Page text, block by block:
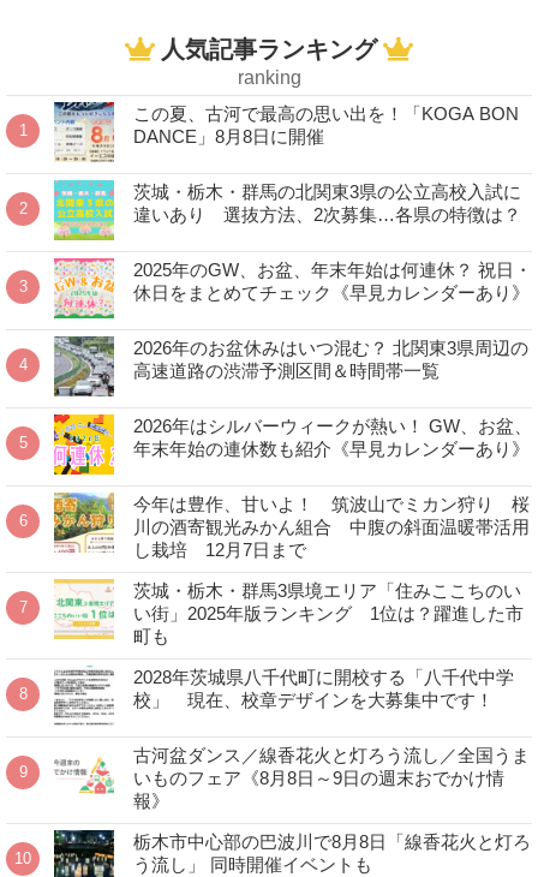
人気記事ランキング
ranking
この夏、古河で最高の思い出を！「KOGA BON
DANCE」8月8日に開催
茨城・栃木・群馬の北関東3県の公立高校入試に
違いあり 選抜方法、2次募集…各県の特徴は？
2025年のGW、お盆、年末年始は何連休？ 祝日・
休日をまとめてチェック《早見カレンダーあり》
2026年のお盆休みはいつ混む？ 北関東3県周辺の
高速道路の渋滞予測区間＆時間帯一覧
2026年はシルバーウィークが熱い！ GW、お盆、
年末年始の連休数も紹介《早見カレンダーあり》
今年は豊作、甘いよ！ 筑波山でミカン狩り 桜
川の酒寄観光みかん組合 中腹の斜面温暖帯活用
し栽培 12月7日まで
茨城・栃木・群馬3県境エリア「住みここちのい
い街」2025年版ランキング 1位は？躍進した市
町も
2028年茨城県八千代町に開校する「八千代中学
校」 現在、校章デザインを大募集中です！
古河盆ダンス／線香花火と灯ろう流し／全国うま
いものフェア《8月8日～9日の週末おでかけ情
報》
栃木市中心部の巴波川で8月8日「線香花火と灯ろ
う流し」 同時開催イベントも